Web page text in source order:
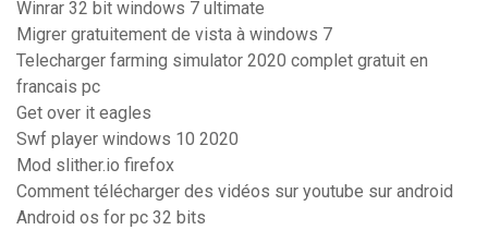
Winrar 32 bit windows 7 ultimate
Migrer gratuitement de vista à windows 7
Telecharger farming simulator 2020 complet gratuit en
francais pc
Get over it eagles
Swf player windows 10 2020
Mod slither.io firefox
Comment télécharger des vidéos sur youtube sur android
Android os for pc 32 bits